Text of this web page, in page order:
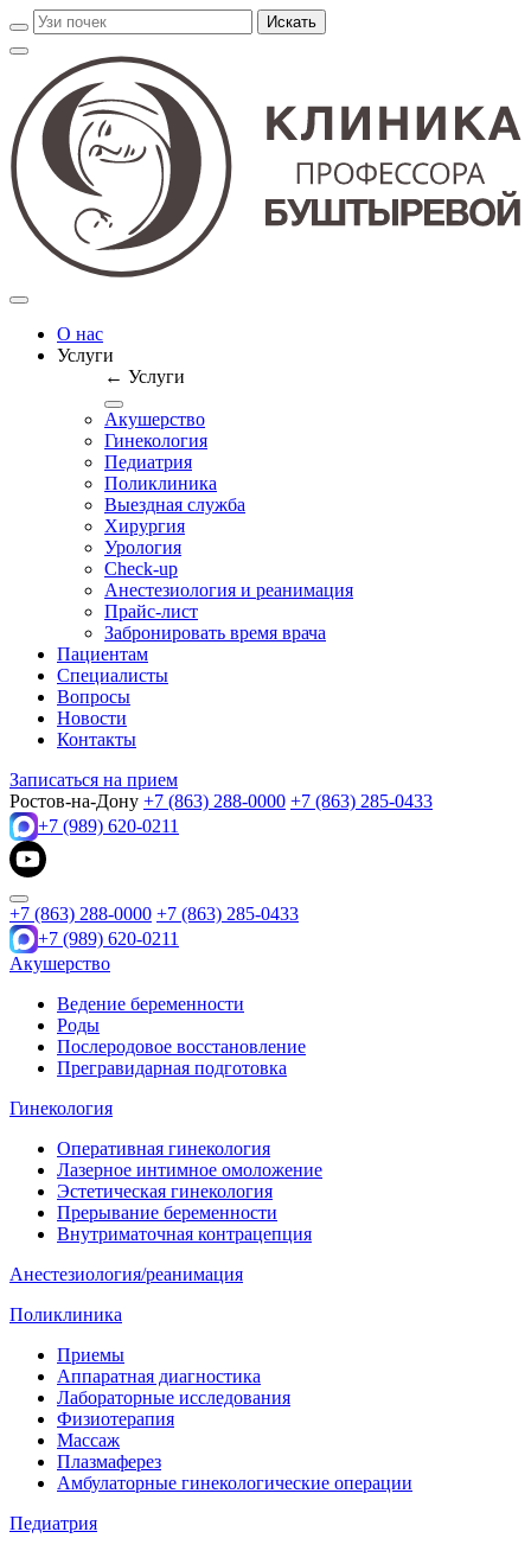
О нас
Услуги
← Услуги
Акушерство
Гинекология
Педиатрия
Поликлиника
Выездная служба
Хирургия
Урология
Check-up
Анестезиология и реанимация
Прайс-лист
Забронировать время врача
Пациентам
Специалисты
Вопросы
Новости
Контакты
Записаться на прием
Ростов-на-Дону +7 (863) 288-0000 +7 (863) 285-0433
+7 (989) 620-0211
+7 (863) 288-0000 +7 (863) 285-0433
+7 (989) 620-0211
Акушерство
Ведение беременности
Роды
Послеродовое восстановление
Прегравидарная подготовка
Гинекология
Оперативная гинекология
Лазерное интимное омоложение
Эстетическая гинекология
Прерывание беременности
Внутриматочная контрацепция
Анестезиология/реанимация
Поликлиника
Приемы
Аппаратная диагностика
Лабораторные исследования
Физиотерапия
Массаж
Плазмаферез
Амбулаторные гинекологические операции
Педиатрия